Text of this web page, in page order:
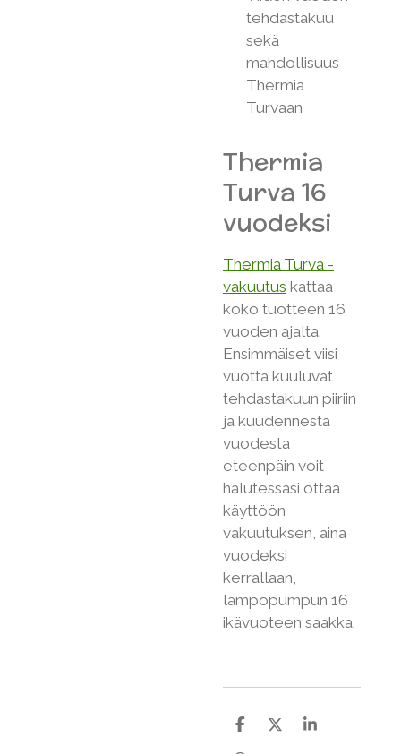
tehdastakuu
sekä
mahdollisuus
Thermia
Turvaan
Thermia
Turva 16
vuodeksi
Thermia Turva -
vakuutus kattaa
koko tuotteen 16
vuoden ajalta.
Ensimmäiset viisi
vuotta kuuluvat
tehdastakuun piiriin
ja kuudennesta
vuodesta
eteenpäin voit
halutessasi ottaa
käyttöön
vakuutuksen, aina
vuodeksi
kerrallaan,
lämpöpumpun 16
ikävuoteen saakka.
J
J
J